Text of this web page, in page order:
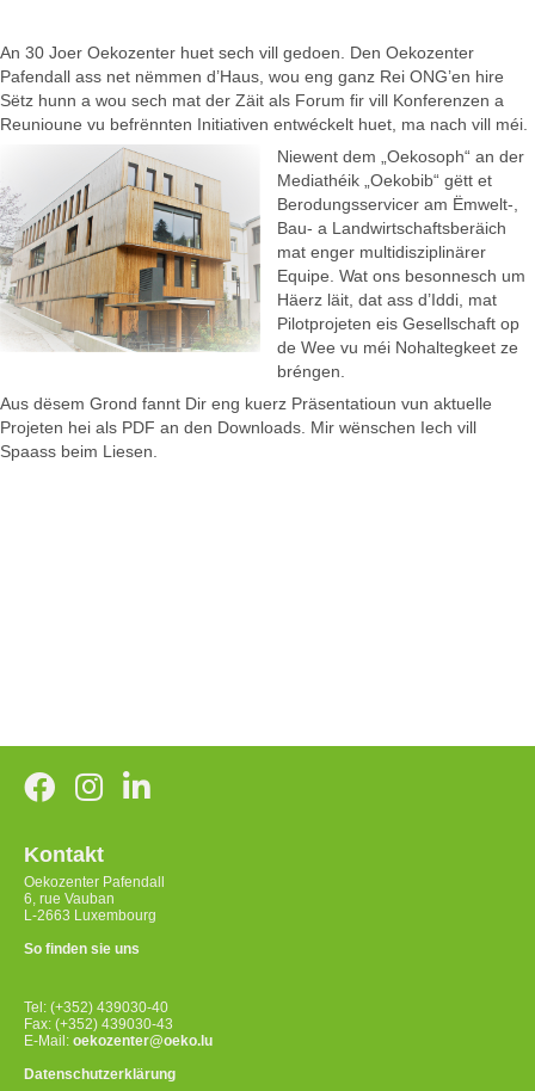
An 30 Joer Oekozenter huet sech vill gedoen. Den Oekozenter
Pafendall ass net nëmmen d’Haus, wou eng ganz Rei ONG’en hire
Sëtz hunn a wou sech mat der Zäit als Forum fir vill Konferenzen a
Reunioune vu befrënnten Initiativen entwéckelt huet, ma nach vill méi.
Niewent dem „Oekosoph“ an der
Mediathéik „Oekobib“ gëtt et
Berodungsservicer am Ëmwelt-,
Bau- a Landwirtschaftsberäich
mat enger multidisziplinärer
Equipe. Wat ons besonnesch um
Häerz läit, dat ass d’Iddi, mat
Pilotprojeten eis Gesellschaft op
de Wee vu méi Nohaltegkeet ze
bréngen.
Aus dësem Grond fannt Dir eng kuerz Präsentatioun vun aktuelle
Projeten hei als PDF an den Downloads. Mir wënschen Iech vill
Spaass beim Liesen.
Kontakt
Oekozenter Pafendall
6, rue Vauban
L-2663 Luxembourg
So finden sie uns
Tel: (+352) 439030-40
Fax: (+352) 439030-43
E-Mail: oekozenter@oeko.lu
Datenschutzerklärung